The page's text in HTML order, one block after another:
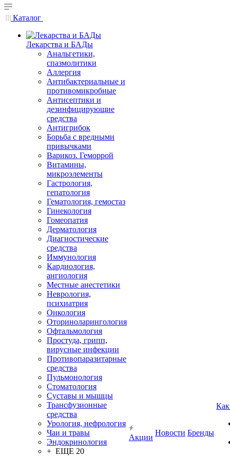
Каталог
Лекарства и БАДы
Анальгетики,
спазмолитики
Аллергия
Антибактериальные и
противомикробные
Антисептики и
дезинфицирующие
средства
Антигрибок
Борьба с вредными
привычками
Варикоз. Геморрой
Витамины,
микроэлементы
Гастрология,
гепатология
Гематология, гемостаз
Гинекология
Гомеопатия
Дерматология
Диагностические
средства
Иммунология
Кардиология,
ангиология
Местные анестетики
Неврология,
психиатрия
Онкология
Оториноларингология
Офтальмология
Простуда, грипп,
вирусные инфекции
Противопаразитарные
средства
Пульмонология
Стоматология
Суставы и мышцы
Трансфузионные
средства
Урология, нефрология
Чаи и травы
Эндокринология
+ ЕЩЕ 20
Акции
Новости Бренды